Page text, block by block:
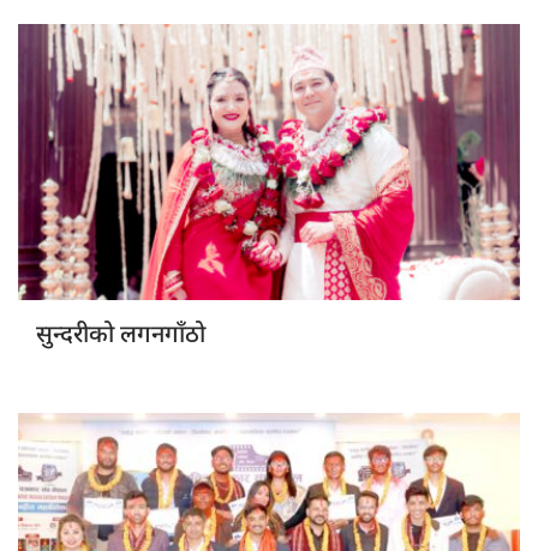
सुन्दरीको लगनगाँठो